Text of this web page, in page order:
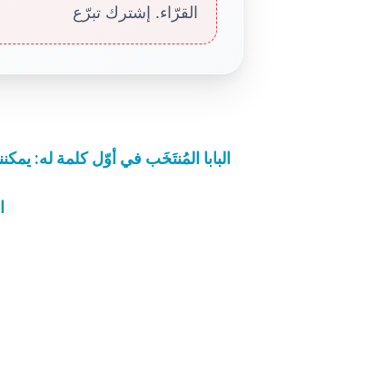
القرّاء. إشترك تبرّع
البابا المُنتَخَب في أوّل كلمة له: